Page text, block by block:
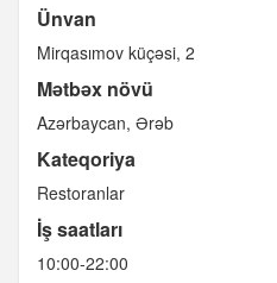
Ünvan
Mirqasımov küçəsi, 2
Mətbəx növü
Azərbaycan Ərəb
Kateqoriya
Restoranlar
İş saatları
10:00-22:00